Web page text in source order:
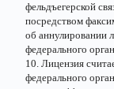
фельдъегерской
посредством
об аннулировании
федерального
10. Лицензия
федерального